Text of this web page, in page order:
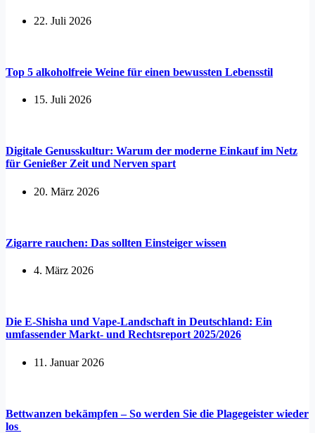
22. Juli 2026
Top 5 alkoholfreie Weine für einen bewussten Lebensstil
15. Juli 2026
Digitale Genusskultur: Warum der moderne Einkauf im Netz
für Genießer Zeit und Nerven spart
20. März 2026
Zigarre rauchen: Das sollten Einsteiger wissen
4. März 2026
Die E-Shisha und Vape-Landschaft in Deutschland: Ein
umfassender Markt- und Rechtsreport 2025/2026
11. Januar 2026
Bettwanzen bekämpfen – So werden Sie die Plagegeister wieder
los